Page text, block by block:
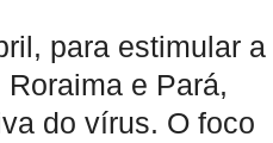
para estimular a
e Pará,
do vírus. O foco